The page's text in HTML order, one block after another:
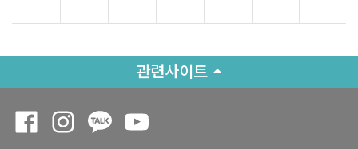
관련사이트
Opens a new window
Opens a new window
Opens a new window